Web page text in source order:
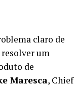
claro de
resolver um
de
Maresca, Chief